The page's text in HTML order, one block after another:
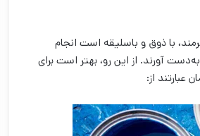
با ذوق و باسلیقه است انجام
می‌‌شود. بسیاری از افرادی که اقدام به رنگ آمیزی ساختمان می‌‌کنند، دوست دارند بهترین نتیجه را به‌‎دست آورند. از این رو، بهتر است برای
عبارتند از: